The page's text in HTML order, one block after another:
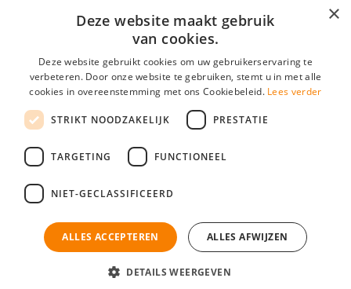
Vacatures
Over Vacatures Overheid Online
YoungCapital IOS App
YoungCapital Android App
Hoofdkantoor Hoofddorp
Social
Vacatures Overheid is onderdeel van YoungCapital • © 2026 • KvK nr:
Mogen wij cookies plaatsen? Check hier ons
×
Deze website maakt gebruik
van cookies.
Deze website gebruikt cookies om uw gebruikerservaring te
verbeteren. Door onze website te gebruiken, stemt u in met alle
cookies in overeenstemming met ons Cookiebeleid. Lees verder
STRIKT NOODZAKELIJK PRESTATIE
TARGETING FUNCTIONEEL
NIET-GECLASSIFICEERD
ALLES ACCEPTEREN ALLES AFWIJZEN
DETAILS WEERGEVEN